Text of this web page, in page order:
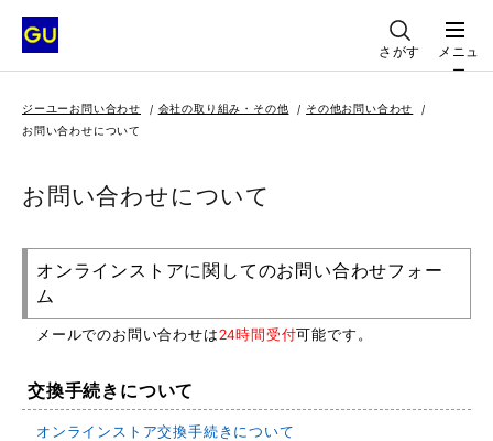
さがす
メニュ
ー
ジーユーお問い合わせ 会社の取り組み・その他
その他お問い合わせ
お問い合わせについて
お問い合わせについて
オンラインストアに関してのお問い合わせフォー
ム
メールでのお問い合わせは24時間受付可能です。
交換手続きについて
オンラインストア交換手続きについて